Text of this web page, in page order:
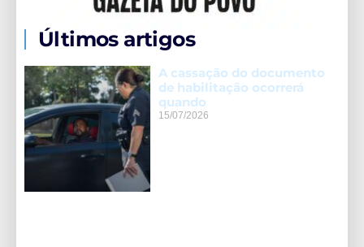
Últimos artigos
A cassação do documento
de habilitação ocorrerá
quando
15/07/2026